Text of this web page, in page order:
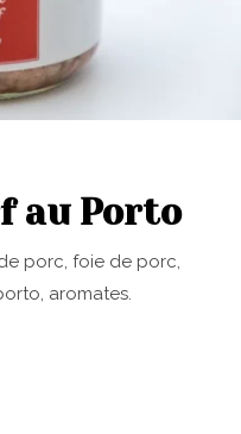
au Porto
porc, foie de porc,
aromates.